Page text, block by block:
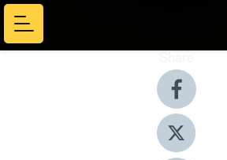
Share